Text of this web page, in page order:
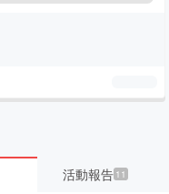
活動報告 11